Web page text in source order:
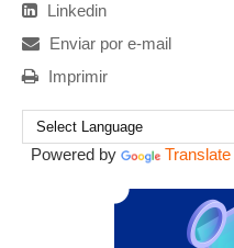
Linkedin
Enviar por e-mail
Imprimir
Powered by Translate